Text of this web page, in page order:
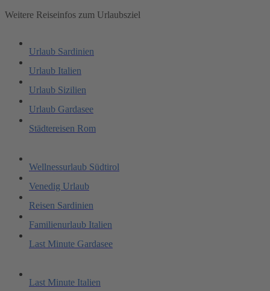
Weitere Reiseinfos zum Urlaubsziel
Urlaub Sardinien
Urlaub Italien
Urlaub Sizilien
Urlaub Gardasee
Städtereisen Rom
Wellnessurlaub Südtirol
Venedig Urlaub
Reisen Sardinien
Familienurlaub Italien
Last Minute Gardasee
Last Minute Italien